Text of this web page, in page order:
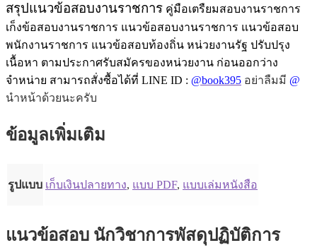
สรุปแนวข้อสอบงานราชการ คู่มือเตรืยมสอบงานราชการ
เก็งข้อสอบงานราชการ แนวข้อสอบงานราชการ แนวข้อสอบ
พนักงานราชการ แนวข้อสอบท้องถิ่น หน่วยงานรัฐ ปรับปรุง
เนื้อหา ตามประกาศรับสมัครของหน่วยงาน ก่อนออกว่าง
จำหน่าย สามารถสั่งซื้อได้ที่ LINE ID : @book395 อย่าลืมมี @
นำหน้าด้วยนะครับ
ข้อมูลเพิ่มเติม
รูปแบบ เก็บเงินปลายทาง, แบบ PDF, แบบเล่มหนังสือ
แนวข้อสอบ นักวิชาการพัสดุปฏิบัติการ